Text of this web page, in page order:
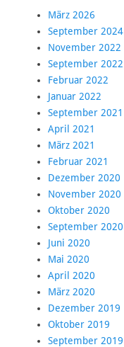
März 2026
September 2024
November 2022
September 2022
Februar 2022
Januar 2022
September 2021
April 2021
März 2021
Februar 2021
Dezember 2020
November 2020
Oktober 2020
September 2020
Juni 2020
Mai 2020
April 2020
März 2020
Dezember 2019
Oktober 2019
September 2019